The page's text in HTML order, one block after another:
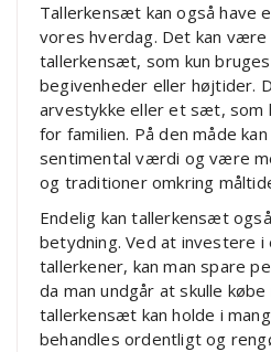
Tallerkensæt kan også have
vores hverdag. Det kan
tallerkensæt, som kun
begivenheder eller højtider.
arvestykke eller et sæt, som
for familien. På den måde
sentimental værdi og være
og traditioner omkring
Endelig kan tallerkensæt
betydning. Ved at investere
tallerkener, kan man spare
da man undgår at skulle
tallerkensæt kan holde i
behandles ordentligt og